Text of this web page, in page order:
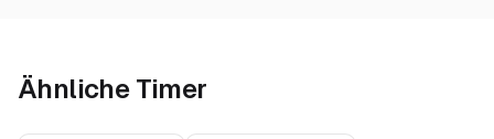
Ähnliche Timer